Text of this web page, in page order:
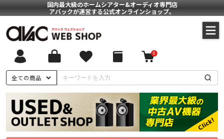
国内最大級のホームシアター&オーディオ専門店
アバックが運営する公式オンラインショップ。
全ての商品
0